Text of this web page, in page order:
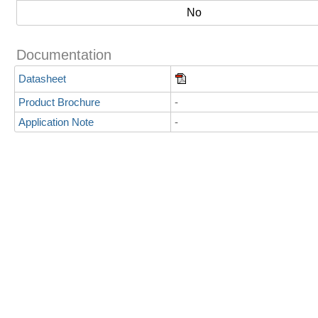
No
Documentation
Datasheet
Product Brochure
-
Application Note
-